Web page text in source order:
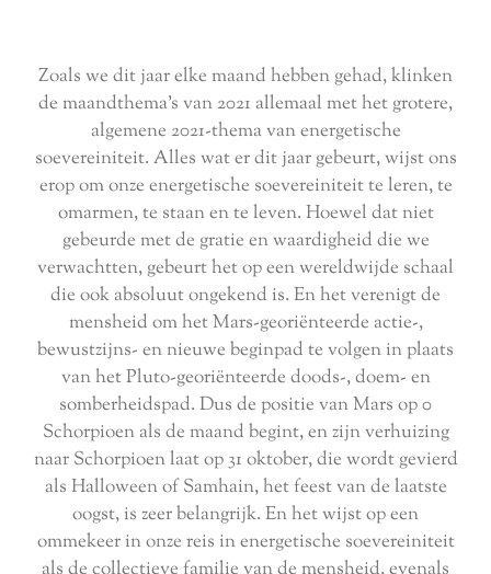
Zoals we dit jaar elke maand hebben gehad, klinken
de maandthema's van 2021 allemaal met het grotere,
algemene 2021-thema van energetische
soevereiniteit. Alles wat er dit jaar gebeurt, wijst ons
erop om onze energetische soevereiniteit te leren, te
omarmen, te staan en te leven. Hoewel dat niet
gebeurde met de gratie en waardigheid die we
verwachtten, gebeurt het op een wereldwijde schaal
die ook absoluut ongekend is. En het verenigt de
mensheid om het Mars-georiënteerde actie-,
bewustzijns- en nieuwe beginpad te volgen in plaats
van het Pluto-georiënteerde doods-, doem- en
somberheidspad. Dus de positie van Mars op 0
Schorpioen als de maand begint, en zijn verhuizing
naar Schorpioen laat op 31 oktober, die wordt gevierd
als Halloween of Samhain, het feest van de laatste
oogst, is zeer belangrijk. En het wijst op een
ommekeer in onze reis in energetische soevereiniteit